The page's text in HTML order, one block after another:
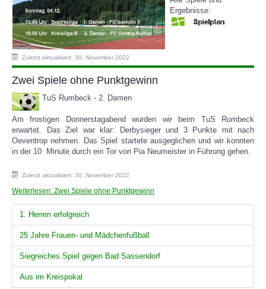
Ergebnisse:
Zuletzt aktualisiert: 30. November 2022
Zwei Spiele ohne Punktgewinn
TuS Rumbeck - 2. Damen
Am frostigen Donnerstagabend wurden wir beim TuS Rumbeck
erwartet. Das Ziel war klar: Derbysieger und 3 Punkte mit nach
Oeventrop nehmen. Das Spiel startete ausgeglichen und wir konnten
in der 10. Minute durch ein Tor von Pia Neumeister in Führung gehen.
Zuletzt aktualisiert: 30. November 2022
Weiterlesen: Zwei Spiele ohne Punktgewinn
1. Herren erfolgreich
25 Jahre Frauen- und Mädchenfußball
Siegreiches Spiel gegen Bad Sassendorf
Aus im Kreispokal